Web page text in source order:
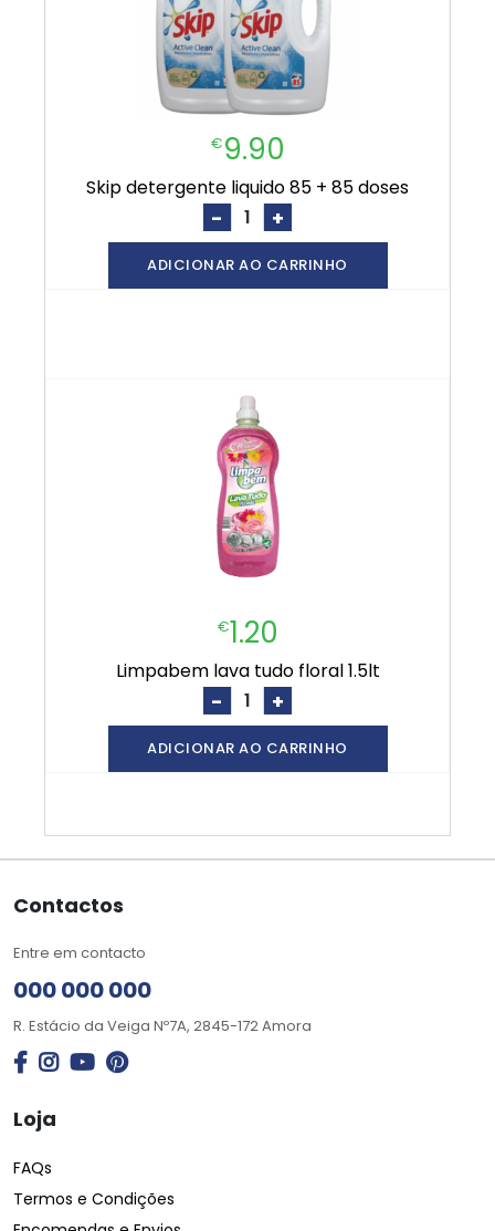
€9.90
skip detergente liquido 85 + 85 doses
- +
ADICIONAR AO CARRINHO
€1.20
limpabem lava tudo floral 1.5lt
- +
ADICIONAR AO CARRINHO
Contactos
Entre em contacto
000 000 000
R. Estácio da Veiga Nº7A, 2845-172 Amora
Loja
FAQs
Termos e Condições